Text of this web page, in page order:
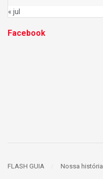
« jul
Facebook
FLASH GUIA Nossa história